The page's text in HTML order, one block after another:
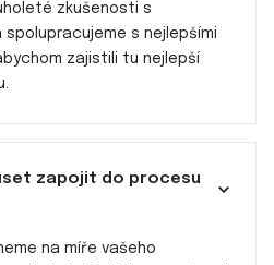
zkušenosti s
s nejlepšími
zajistili tu nejlepší
zapojit do procesu
na míře vašeho